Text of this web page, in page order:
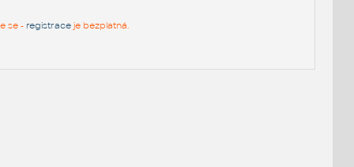
se - registraceje bezplatná.